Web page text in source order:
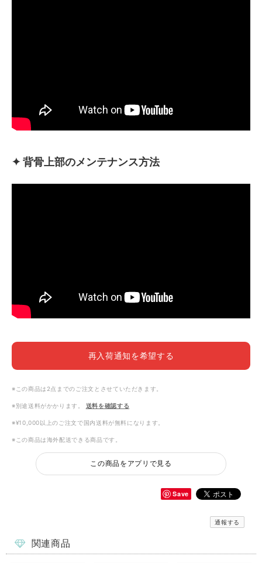
✦ 背骨上部のメンテナンス方法
再入荷通知を希望する
※この商品は2点までのご注文とさせていただきます。
※別途送料がかかります。 送料を確認する
※¥10,000以上のご注文で国内送料が無料になります。
※この商品は海外配送できる商品です。
この商品をアプリで見る
Save
通報する
関連商品